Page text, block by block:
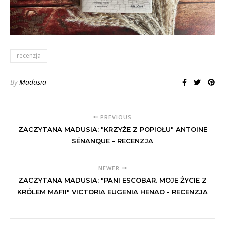
recenzja
ByMadusia
PREVIOUS
ZACZYTANA MADUSIA: "KRZYŻE Z POPIOŁU" ANTOINE
SÉNANQUE - RECENZJA
NEWER
ZACZYTANA MADUSIA: "PANI ESCOBAR. MOJE ŻYCIE Z
KRÓLEM MAFII" VICTORIA EUGENIA HENAO - RECENZJA